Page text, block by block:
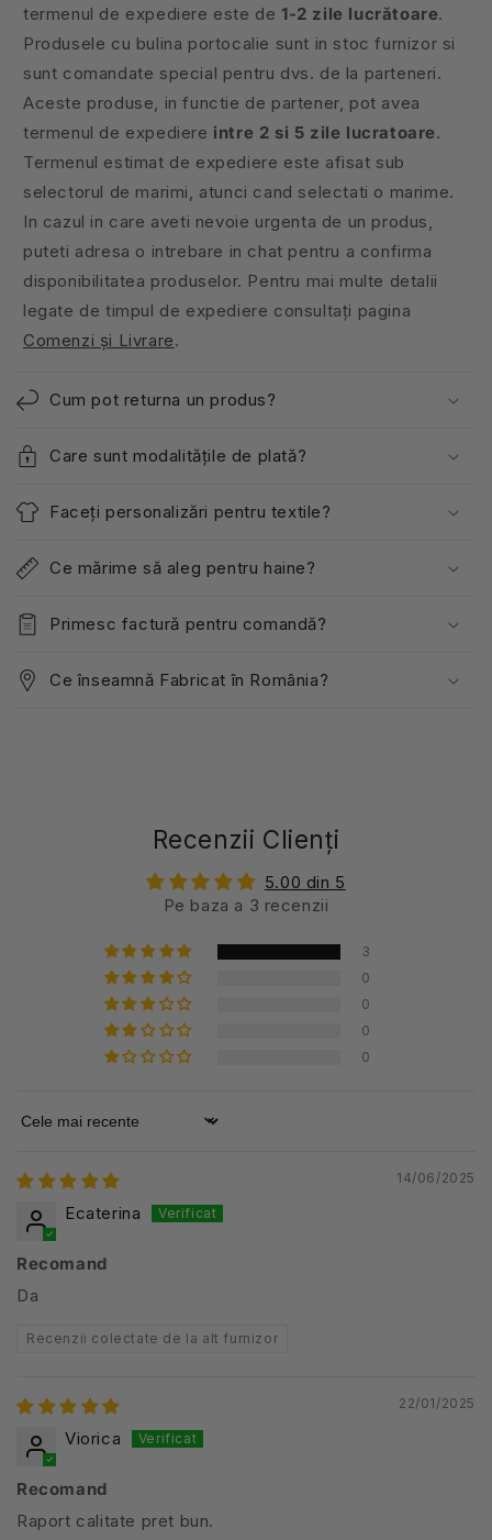
termenul de expediere este de1-2 zile lucrătoare.
Produsele cu bulina portocalie sunt in stoc furnizor si
sunt comandate special pentru dvs. de la parteneri.
Aceste produse, in functie de partener, pot avea
termenul de expediere intre 2 si 5 zile lucratoare.
Termenul estimat de expediere este afisat sub
selectorul de marimi, atunci cand selectati o marime.
In cazul in care aveti nevoie urgenta de un produs,
puteti adresa o intrebare in chat pentru a confirma
disponibilitatea produselor. Pentru mai multe detalii
legate de timpul de expediere consultați pagina
Comenzi și Livrare.
Cum pot returna un produs?
Care sunt modalitățile de plată?
Faceți personalizări pentru textile?
Ce mărime să aleg pentru haine?
Primesc factură pentru comandă?
Ce înseamnă Fabricat în România?
Recenzii Clienți
5.00 din 5
Pe baza a 3 recenzii
3
0
0
0
0
Sort by
14/06/2025
Ecaterina
Recomand
Da
Recenzii colectate de la alt furnizor
22/01/2025
Viorica
Recomand
Raport calitate pret bun.